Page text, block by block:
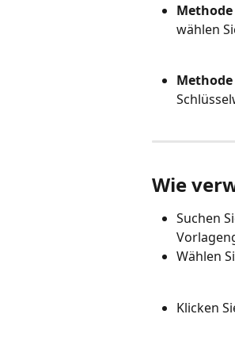
Methode
wählen
Methode
Wie
Suchen
Wählen
Klicken